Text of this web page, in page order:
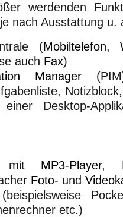
werdenden
nach Ausstattung u.
(Mobiltelefon,
auch Fax)
Manager
Desktop-
mit MP3-Player,
Foto- und
etc.)